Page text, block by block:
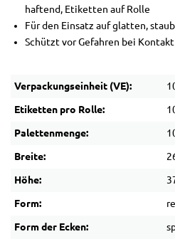
haftend, Etiketten auf Rolle
Für den Einsatz auf glatten,
Schützt vor Gefahren bei Kontakt
Verpackungseinheit (VE):
Etiketten pro Rolle:
Palettenmenge:
Breite:
Höhe:
Form:
Form der Ecken: